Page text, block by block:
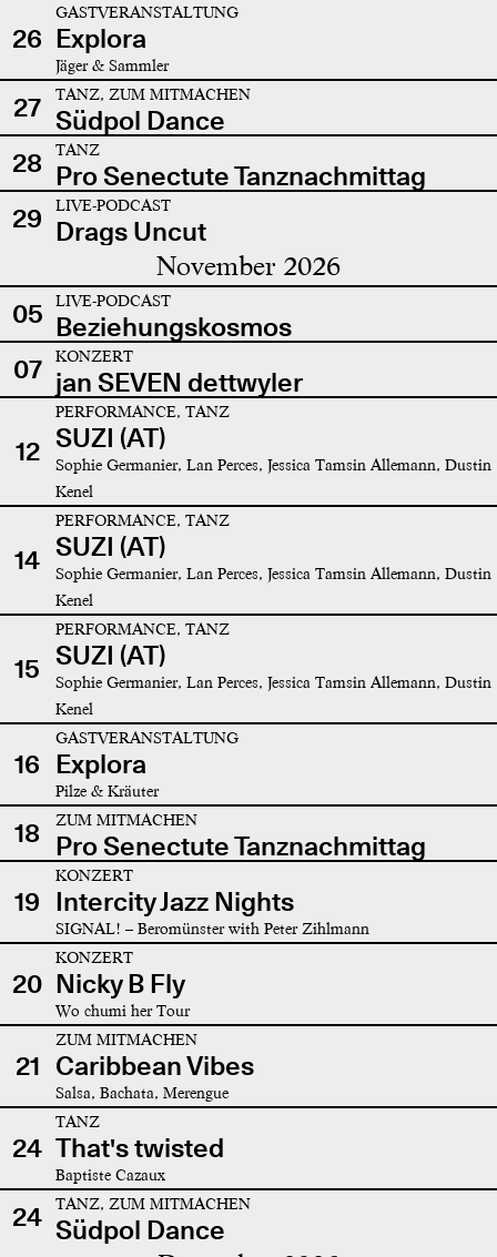
26
GASTVERANSTALTUNG
Explora
Jäger & Sammler
27 TANZ, ZUM MITMACHEN
Südpol Dance
28
TANZ
Pro Senectute Tanznachmittag
29
LIVE-PODCAST
Drags Uncut
November 2026
05 LIVE-PODCAST
Beziehungskosmos
07
KONZERT
jan SEVEN dettwyler
12
PERFORMANCE, TANZ
SUZI (AT)
Sophie Germanier, Lan Perces, Jessica Tamsin Allemann, Dustin
Kenel
14
PERFORMANCE, TANZ
SUZI (AT)
Sophie Germanier, Lan Perces, Jessica Tamsin Allemann, Dustin
Kenel
15
PERFORMANCE, TANZ
SUZI (AT)
Sophie Germanier, Lan Perces, Jessica Tamsin Allemann, Dustin
Kenel
16
GASTVERANSTALTUNG
Explora
Pilze & Kräuter
18 ZUM MITMACHEN
Pro Senectute Tanznachmittag
19
KONZERT
Intercity Jazz Nights
SIGNAL! – Beromünster with Peter Zihlmann
20
KONZERT
Nicky B Fly
Wo chumi her Tour
21
ZUM MITMACHEN
Caribbean Vibes
Salsa, Bachata, Merengue
24
TANZ
That's twisted
Baptiste Cazaux
24 TANZ, ZUM MITMACHEN
Südpol Dance